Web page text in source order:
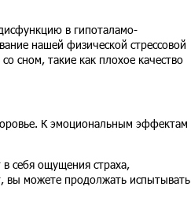
в гипоталамо-
нашей физической стрессовой
сном, такие как плохое качество
К эмоциональным эффектам
в себя ощущения страха,
вы можете продолжать испытывать